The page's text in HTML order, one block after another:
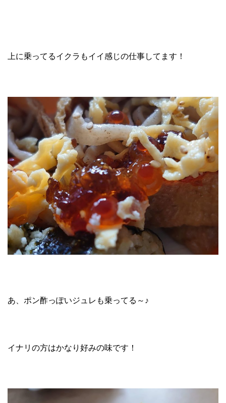
上に乗ってるイクラもイイ感じの仕事してます！
あ、ポン酢っぽいジュレも乗ってる～♪
イナリの方はかなり好みの味です！